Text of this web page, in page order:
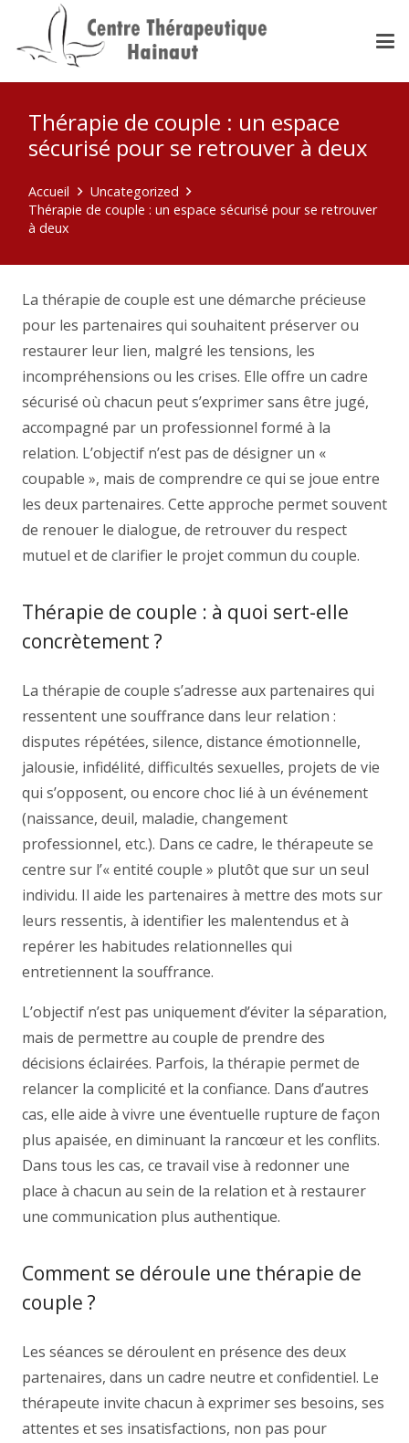
Thérapie de couple : un espace
sécurisé pour se retrouver à deux
Accueil
Uncategorized
Thérapie de couple : un espace sécurisé pour se retrouver
à deux
La thérapie de couple est une démarche précieuse
pour les partenaires qui souhaitent préserver ou
restaurer leur lien, malgré les tensions, les
incompréhensions ou les crises. Elle offre un cadre
sécurisé où chacun peut s’exprimer sans être jugé,
accompagné par un professionnel formé à la
relation. L’objectif n’est pas de désigner un «
coupable », mais de comprendre ce qui se joue entre
les deux partenaires. Cette approche permet souvent
de renouer le dialogue, de retrouver du respect
mutuel et de clarifier le projet commun du couple.
Thérapie de couple : à quoi sert-elle
concrètement ?
La thérapie de couple s’adresse aux partenaires qui
ressentent une souffrance dans leur relation :
disputes répétées, silence, distance émotionnelle,
jalousie, infidélité, difficultés sexuelles, projets de vie
qui s’opposent, ou encore choc lié à un événement
(naissance, deuil, maladie, changement
professionnel, etc.). Dans ce cadre, le thérapeute se
centre sur l’« entité couple » plutôt que sur un seul
individu. Il aide les partenaires à mettre des mots sur
leurs ressentis, à identifier les malentendus et à
repérer les habitudes relationnelles qui
entretiennent la souffrance.
L’objectif n’est pas uniquement d’éviter la séparation,
mais de permettre au couple de prendre des
décisions éclairées. Parfois, la thérapie permet de
relancer la complicité et la confiance. Dans d’autres
cas, elle aide à vivre une éventuelle rupture de façon
plus apaisée, en diminuant la rancœur et les conflits.
Dans tous les cas, ce travail vise à redonner une
place à chacun au sein de la relation et à restaurer
une communication plus authentique.
Comment se déroule une thérapie de
couple ?
Les séances se déroulent en présence des deux
partenaires, dans un cadre neutre et confidentiel. Le
thérapeute invite chacun à exprimer ses besoins, ses
attentes et ses insatisfactions, non pas pour